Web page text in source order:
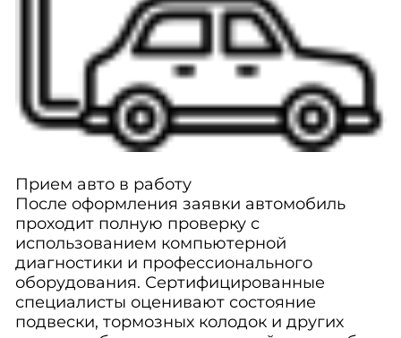
Прием авто в работу
После оформления заявки автомобиль
проходит полную проверку с
использованием компьютерной
диагностики и профессионального
оборудования. Сертифицированные
специалисты оценивают состояние
подвески, тормозных колодок и других